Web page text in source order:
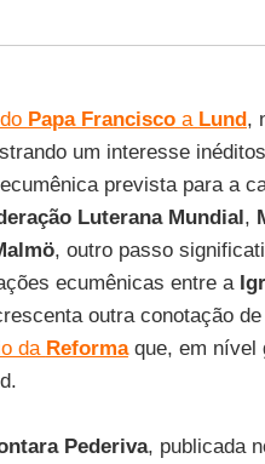
Papa Franciscoa Lund,
um interesse
prevista para a
Luterana Mundial,
, outro passo
ecumênicas entre a
outra conotação
da Reformaque, em nível
Pederiva, publicada